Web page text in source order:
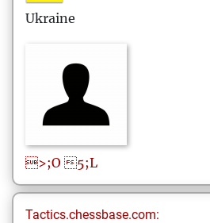
Ukraine
>;O 5;L
Tactics.chessbase.com: